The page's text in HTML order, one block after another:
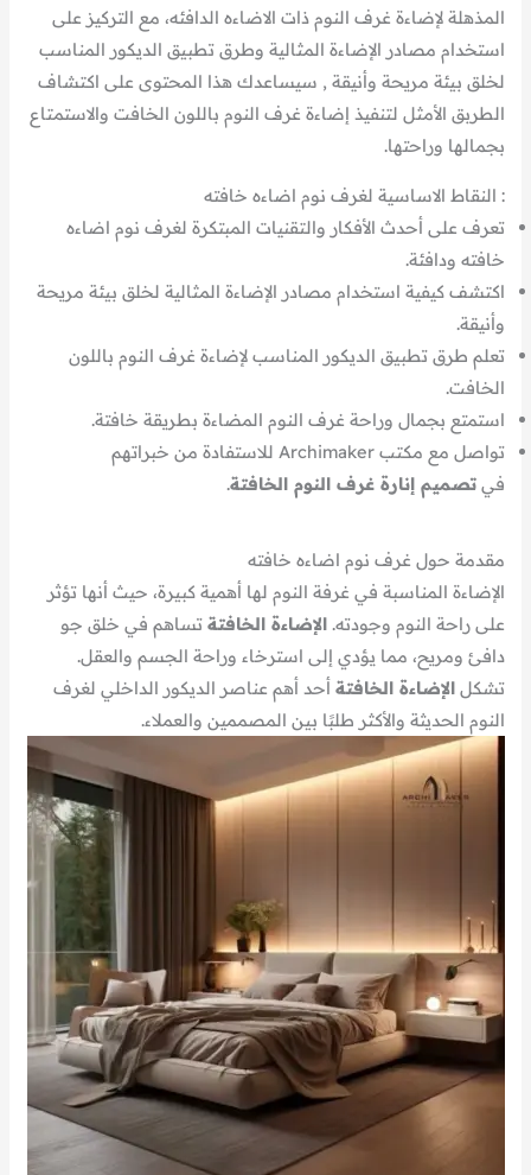
المذهلة لإضاءة غرف النوم ذات الاضاءه الدافئه، مع التركيز على
استخدام مصادر الإضاءة المثالية وطرق تطبيق الديكور المناسب
لخلق بيئة مريحة وأنيقة , سيساعدك هذا المحتوى على اكتشاف
الطربق الأمثل لتنفيذ إضاءة غرف النوم باللون الخافت والاستمتاع
بجمالها وراحتها.
: النقاط الاساسية لغرف نوم اضاءه خافته
تعرف على أحدث الأفكار والتقنيات المبتكرة لغرف نوم اضاءه
خافته ودافئة.
اكتشف كيفية استخدام مصادر الإضاءة المثالية لخلق بيئة مريحة
وأنيقة.
تعلم طرق تطبيق الديكور المناسب لإضاءة غرف النوم باللون
الخافت.
استمتع بجمال وراحة غرف النوم المضاءة بطريقة خافتة.
تواصل مع مكتب Archimaker للاستفادة من خبراتهم
فيتصميم إنارة غرف النوم الخافتة.
مقدمة حول غرف نوم اضاءه خافته
الإضاءة المناسبة في غرفة النوم لها أهمية كبيرة، حيث أنها تؤثر
على راحة النوم وجودته.الإضاءة الخافتة تساهم في خلق جو
دافئ ومريح، مما يؤدي إلى استرخاء وراحة الجسم والعقل.
تشكلالإضاءة الخافتة أحد أهم عناصر الديكور الداخلي لغرف
النوم الحديثة والأكثر طلبًا بين المصممين والعملاء.